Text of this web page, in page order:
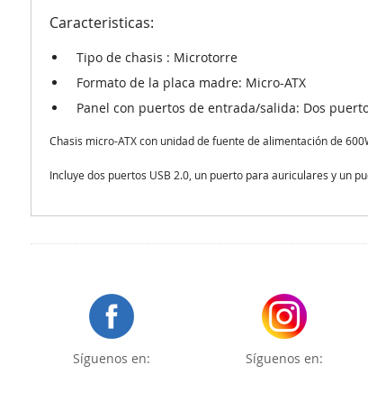
Caracteristicas:
Tipo de chasis : Microtorre
Formato de la placa madre: Micro-ATX
Panel con puertos de entrada/salida: Dos
Chasis micro-ATX con unidad de fuente de alimentación de
Incluye dos puertos USB 2.0, un puerto para auriculares y un
Síguenos en: Síguenos en: